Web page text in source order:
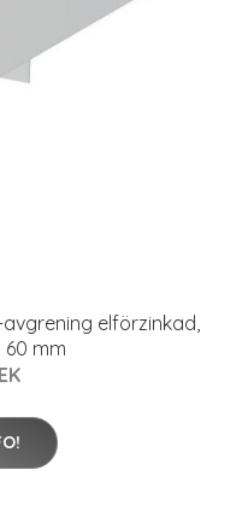
elförzinkad,
mm